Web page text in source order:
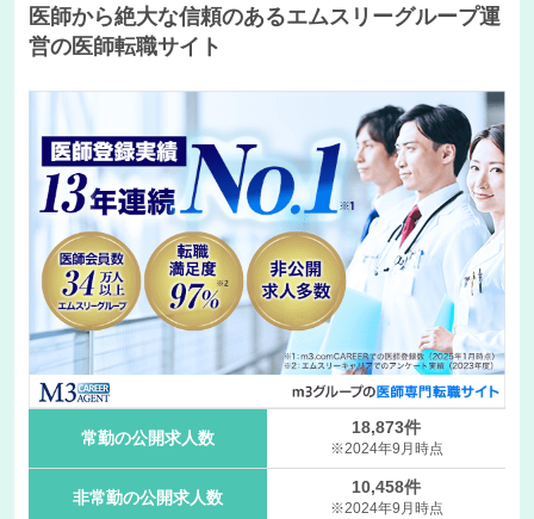
医師から絶大な信頼のあるエムスリーグループ運
営の医師転職サイト
常勤の公開求人数
18,873件
※2024年9月時点
非常勤の公開求人数
10,458件
※2024年9月時点